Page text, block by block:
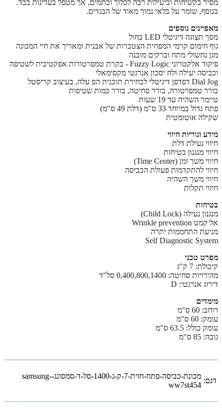
מסיר בקשיחות וביעילות רבה לכלוך וכתמים, אך מטפל בעדינות בבד.
בנוסף, שומר על בלאי נמוך מאוד של הבגדים.
מאפיינים נוספים
מסך תצוגה דיגיטלי LED כחול
גוף חימום קרמי המפחית הצטברות של אבנית ומאריך את חיי המכונה
מגן נחשולי מתח וברקים מובנה
פיקוד אלקטרוני Fuzzy Logic - בקרת טמפרטורות אפקטיבית לשטיפה
וכביסה יעילה ולח יסכון אנרגטי מקסימאלי
Dial Jog דפדפן דיגיטלי לבחירת תוכנית הפ עלה, בעיצוב קריסטל
בורר טמפרטורה, בורר סחיטה, בורר כמות שטיפות
טיימר השהיה עד 19 שעות
פתח גדול במיוחד 33 ס"מ (דלת 49 ס"מ)
שקילה אוטומטית
מידע ונוריות חיווי
חיווי נעילת דלת
חיווי מנגנון בטיחות
חיווי משך זמן (Time Center)
חיווי להתקדמות פעולת הכביסה
חיווי משך השהיה
חיווי תקלות
בטיחות
מנגנון נעילה (Child Lock)
אל קמט Wrinkle prevention
מניעת התחממות יתרה
Self Diagnostic System
מפרט טכני
קיבולת: 7 ק"ג
מהירויות סחיטה: 0,400,800,1400 סל"ד
דירוג אנרגטי: D
מימדים
רוחב: 60 ס"מ
עומק: 60 ס"מ
עומק כולל: 63.5 ס"מ
גובה: 85 ס"מ
דגם:
מכונת-כביסה-פתח-חזית-7-ק-ג-1400-סל-ד-סמסונג-samsung-
ww7st454